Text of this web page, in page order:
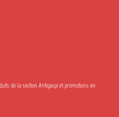
de la section Antigaspi et promotions en